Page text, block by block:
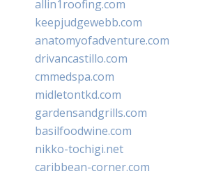
allin1roofing.com
keepjudgewebb.com
anatomyofadventure.com
drivancastillo.com
cmmedspa.com
midletontkd.com
gardensandgrills.com
basilfoodwine.com
nikko-tochigi.net
caribbean-corner.com